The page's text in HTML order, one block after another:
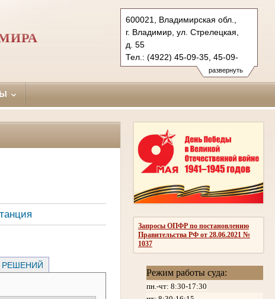
развернуть
600021, Владимирская обл.,
г. Владимир, ул. Стрелецкая,
д. 55
Тел.: (4922) 45-09-35, 45-09-
36 (ф.)
leninsky.wld@sudrf.ru
Запросы ОПФР по постановлению
Правительства РФ от 28.06.2021 №
1037
Режим работы суда:
пн.-чт: 8:30-17:30
РЕШЕНИЙ